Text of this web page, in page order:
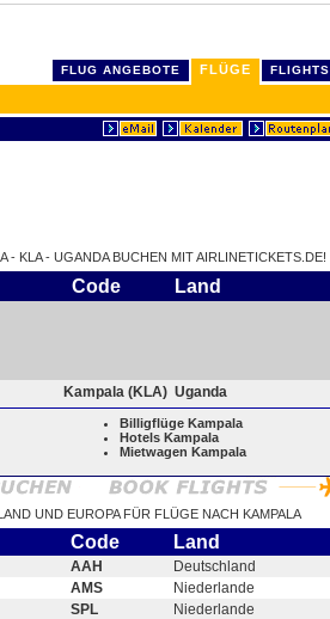
FLUG ANGEBOTE FLÜGE FLIGHTS
- KLA - UGANDA BUCHEN MIT AIRLINETICKETS.DE!
Code Land
Kampala (KLA) Uganda
Billigflüge Kampala
Hotels Kampala
Mietwagen Kampala
UND EUROPA FÜR FLÜGE NACH KAMPALA
Code Land
AAH
Deutschland
AMS
Niederlande
SPL
Niederlande